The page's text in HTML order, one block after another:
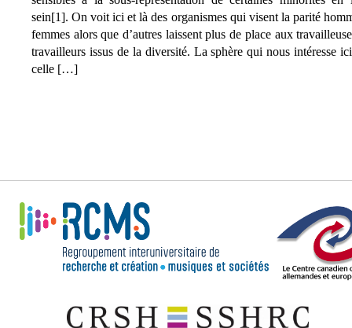
sein[1]. On voit ici et là des organismes qui visent la parité
femmes alors que d’autres laissent plus de place aux
travailleurs issus de la diversité. La sphère qui nous intéresse
celle […]